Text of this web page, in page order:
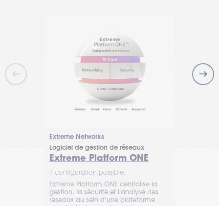
Extreme Networks
Logiciel de gestion de réseaux
Extreme Platform ONE
1 configuration possible.
Extreme Platform ONE centralise la
gestion, la sécurité et l’analyse des
réseaux au sein d’une plateforme